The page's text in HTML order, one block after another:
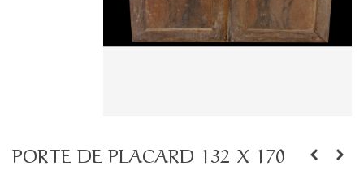
PORTE DE PLACARD 132 X 170